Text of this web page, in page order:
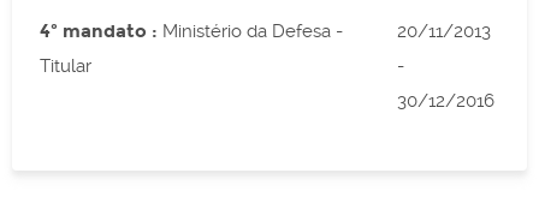
4º mandato : Ministério da Defesa -
Titular
20/11/2013
-
30/12/2016